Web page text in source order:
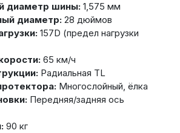
диаметр шины:1,575 мм
диаметр:28 дюймов
157D (предел нагрузки
65 км/ч
Радиальная TL
Многослойный, ёлка
Передняя/задняя ось
90 кг